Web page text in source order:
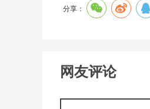
分享：
网友评论